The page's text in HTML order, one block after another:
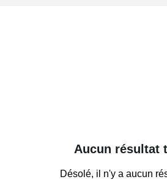
Aucun résultat
Désolé, il n'y a aucun